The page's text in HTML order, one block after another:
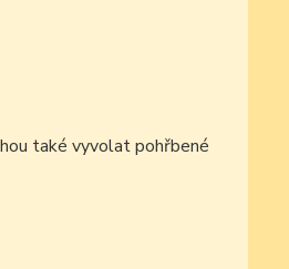
také vyvolat pohřbené